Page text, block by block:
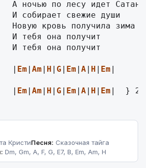
А ночью по лесу идет Сатана
И собирает свежие души
Новую кровь получила зима
И тебя она получит
И тебя она получит
| Em | Am | H | G | Em | A | H | Em |
| Em | Am | H | G | Em | A | H | Em |  } 2
КристиПесня: Сказочная тайга
Dm, Gm, A, F, G, E7, B, Em, Am, H